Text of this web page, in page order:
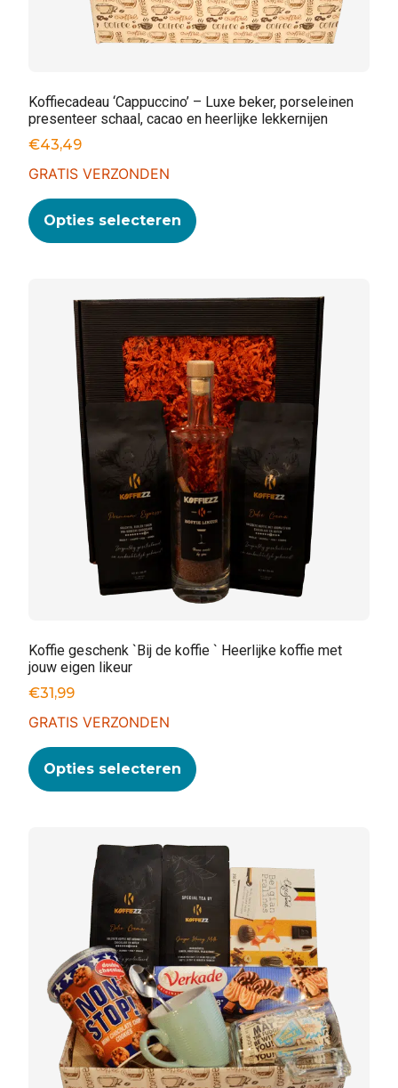
Koffiecadeau ‘Cappuccino’ – Luxe beker, porseleinen
presenteer schaal, cacao en heerlijke lekkernijen
€43,49
GRATIS VERZONDEN
Opties selecteren
Koffie geschenk `Bij de koffie ` Heerlijke koffie met
jouw eigen likeur
€31,99
GRATIS VERZONDEN
Opties selecteren